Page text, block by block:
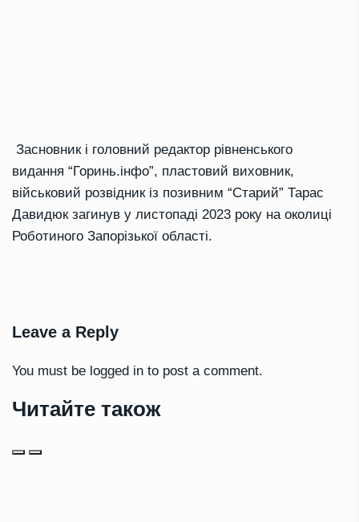
Засновник і головний редактор рівненського
видання “Горинь.інфо”, пластовий виховник,
військовий розвідник із позивним “Старий” Тарас
Давидюк загинув у листопаді 2023 року на околиці
Роботиного Запорізької області.
Leave a Reply
You must be logged in to post a comment.
Читайте також